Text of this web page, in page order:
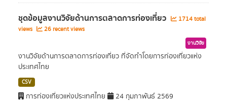
ชุดข้อมูลงานวิจัยด้านการตลาดการท่องเที่ยว
1714 total
views
26 recent views
งานวิจัย
งานวิจัยด้านการตลาดการท่องเที่ยว ที่จัดทำโดยการท่องเที่ยวแห่ง
ประเทศไทย
CSV
การท่องเที่ยวแห่งประเทศไทย 24 กุมภาพันธ์ 2569